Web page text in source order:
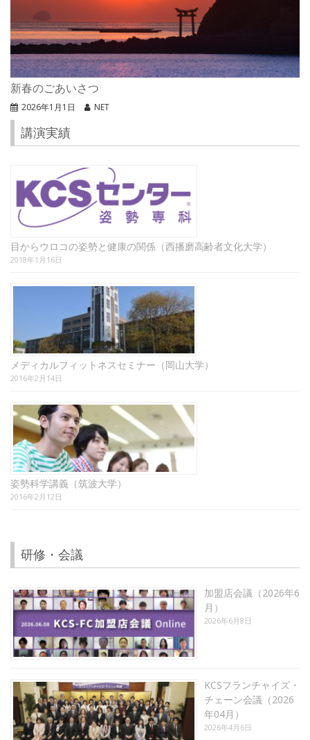
新春のごあいさつ
2026年1月1日 NET
講演実績
目からウロコの姿勢と健康の関係（西播磨高齢者文化大学）
2018年1月16日
メディカルフィットネスセミナー（岡山大学）
2016年2月14日
姿勢科学講義（筑波大学）
2016年2月12日
研修・会議
加盟店会議（2026年6
月）
2026年6月8日
KCSフランチャイズ・
チェーン会議（2026
年04月）
2026年4月6日